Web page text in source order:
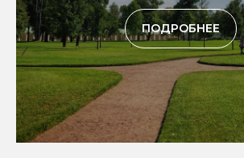
ПОДРОБНЕЕ